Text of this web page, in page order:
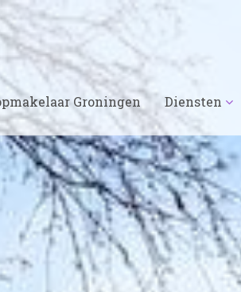
Groningen Diensten